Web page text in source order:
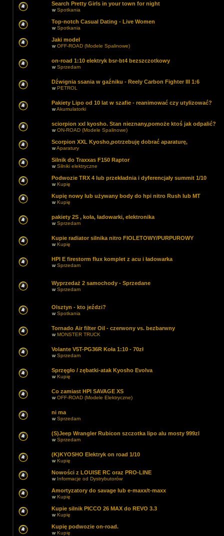
Search Pretty Girls in your town for night
wSpotkania
Top-notch Сasual Dating - Live Women
wSpotkania
Jaki model
wOFF-ROAD (Modele Spalinowe)
on-road 1:10 elektryk bsr-bt4 bezszczotkowy
wSprzedam
Dźwignia ssania w gaźniku - Reely Carbon Fighter III 1:6
wPETROL
Pakiety Lipo od 10 lat w szafie - reanimować czy utylizować?
wAkumulatorki
sciorpion xxl kyosho. Stan nieznany,pomoże ktoś jak odpalić?
wON-ROAD (Modele Spalinowe)
Scorpion XXL Kyosho,potrzebuję dobrać aparaturę,
wAparatury
Silnik do Traxxas F150 Raptor
wSilniki elektryczne
Podwozie TRX 4 lub przekładnia i dyferencjały summit 1/10
wKupię
Kupię nowy lub używany body do hpi nitro Rush lub MT
wKupię
pakiety 2S , koła, ładowarki, elektronika
wSprzedam
Kupie radiator silnika nitro FIOLETOWY/PURPUROWY
wKupię
HPI E firestorm flux komplet z acu i ładowarka
wSprzedam
Wyprzedaż 2 samochody - Sprzedane
wSprzedam
Olsztyn - kto jeździ?
wSpotkania
Tornado Air filter Oil - czerwony vs. bezbarwny
wMONSTER TRUCK
Volante V5T-PG36R Koła 1:10 - 70zł
wSprzedam
Sprzęgło / zębatki-atak Kyosho Evolva
wKupię
Co zamiast HPI SAVAGE XS
wOFF-ROAD (Modele Elektryczne)
ni ma
wSprzedam
(S)Jeep Wrangler Rubicon szczotka lipo alu mosty 999zl
wSprzedam
(K)KYOSHO Elektryk on road 1/10
wKupię
Nowości z LOUISE RC oraz PRO-LINE
w Informacje od Dystrybutorów
Amortyzatory do savage lub e-maxx/t-maxx
wKupię
Kupie silnik PICCO 26 MAX do REVO 3.3
wKupię
Kupię podwozie on-road.
wKupię